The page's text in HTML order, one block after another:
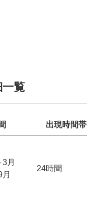
覧
出現時間帯
月
24時間